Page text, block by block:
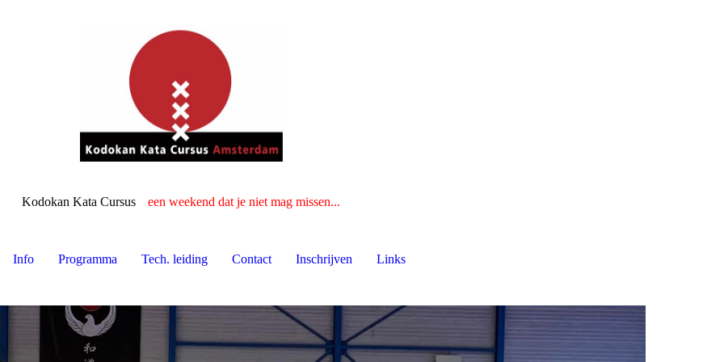
Kodokan Kata Cursus een weekend dat je niet mag missen...
Info Programma Tech. leiding Contact Inschrijven Links